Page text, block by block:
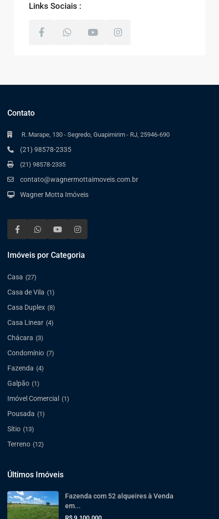
Links Sociais :
Contato
R. Marape, 130 - Segredo, Guapimirim - RJ, 25946-690
(21) 98578-2335
(21) 98578-2335
contato@wagnermottaimoveis.com.br
Wagner Motta Imóveis
Imóveis por Categoria
Casa (27)
Casa de Vila (1)
Casa Duplex (8)
Casa Linear (4)
Chácara (3)
Condomínio (7)
Fazenda (4)
Galpão (1)
Imóvel Comercial (1)
Pousada (1)
Sítio (13)
Terreno (12)
Últimos Imóveis
Fazenda com 52 alqueires à Venda
em...